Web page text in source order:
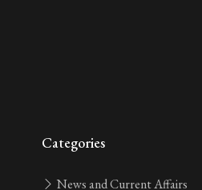
Categories
News and Current Affairs